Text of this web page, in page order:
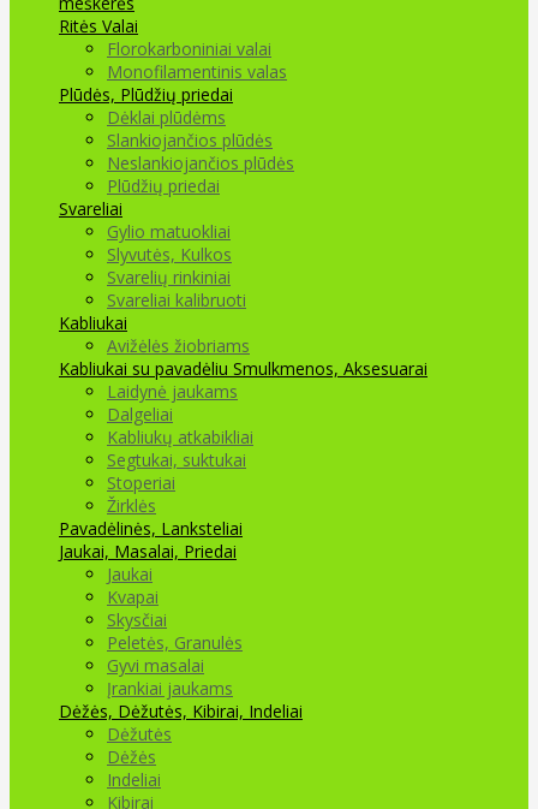
Ritės Valai
Florokarboniniai valai
Monofilamentinis valas
Plūdės, Plūdžių priedai
Dėklai plūdėms
Slankiojančios plūdės
Neslankiojančios plūdės
Plūdžių priedai
Svareliai
Gylio matuokliai
Slyvutės, Kulkos
Svarelių rinkiniai
Svareliai kalibruoti
Kabliukai
Avižėlės žiobriams
Kabliukai su pavadėliu Smulkmenos, Aksesuarai
Laidynė jaukams
Dalgeliai
Kabliukų atkabikliai
Segtukai, suktukai
Stoperiai
Žirklės
Pavadėlinės, Lanksteliai
Jaukai, Masalai, Priedai
Jaukai
Kvapai
Skysčiai
Peletės, Granulės
Gyvi masalai
Įrankiai jaukams
Dėžės, Dėžutės, Kibirai, Indeliai
Dėžutės
Dėžės
Indeliai
Kibirai